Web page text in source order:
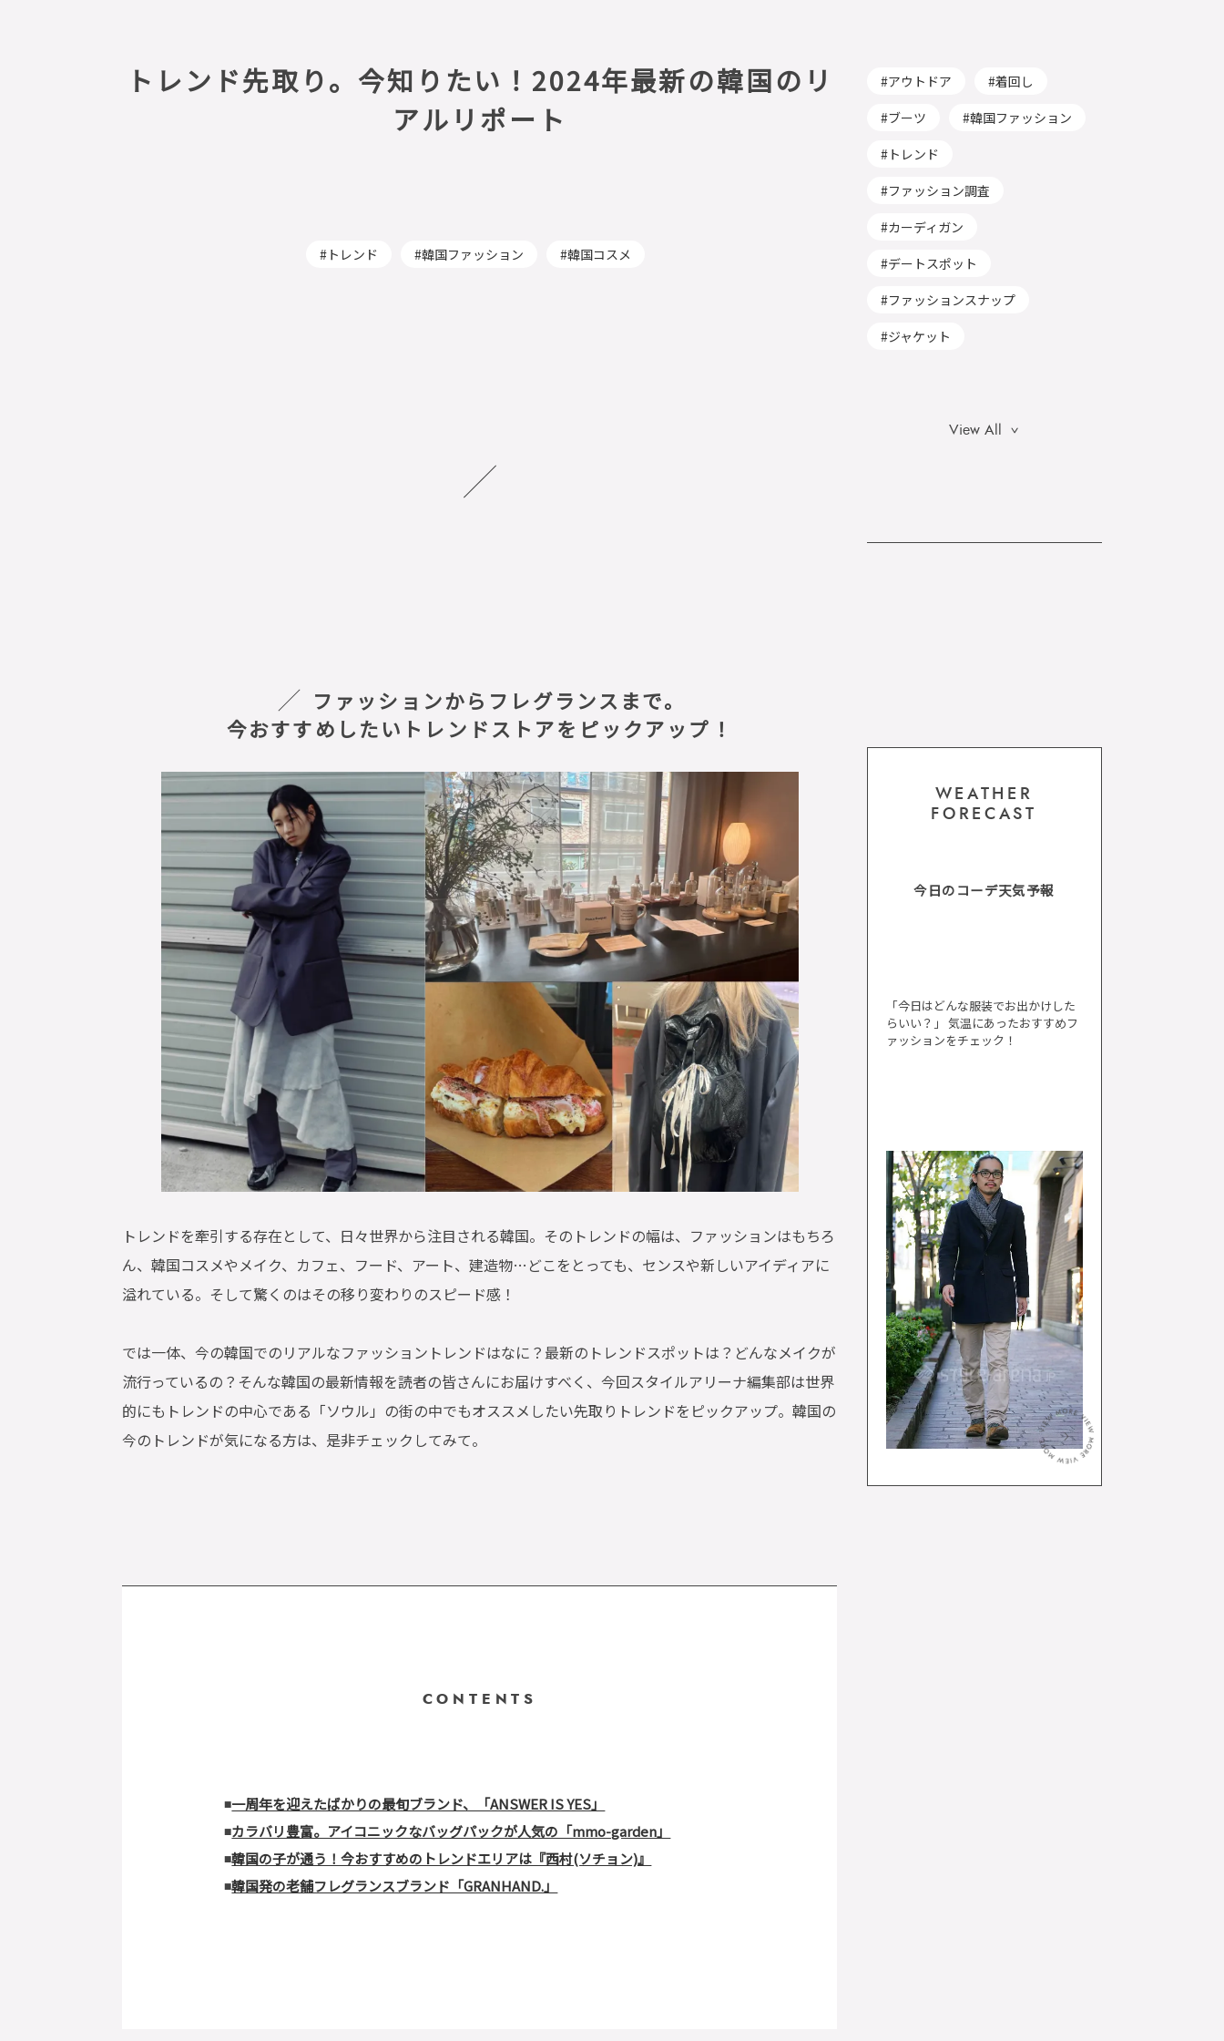
トレンド先取り。今知りたい！2024年最新の韓国のリ
アルリポート
トレンド 韓国ファッション 韓国コスメ
ファッションからフレグランスまで。
今おすすめしたいトレンドストアをピックアップ！
トレンドを牽引する存在として、日々世界から注目される韓国。そのトレンドの幅は、ファッションはもちろ
ん、韓国コスメやメイク、カフェ、フード、アート、建造物…どこをとっても、センスや新しいアイディアに
溢れている。そして驚くのはその移り変わりのスピード感！
では一体、今の韓国でのリアルなファッショントレンドはなに？最新のトレンドスポットは？どんなメイクが
流行っているの？そんな韓国の最新情報を読者の皆さんにお届けすべく、今回スタイルアリーナ編集部は世界
的にもトレンドの中心である「ソウル」の街の中でもオススメしたい先取りトレンドをピックアップ。韓国の
今のトレンドが気になる方は、是非チェックしてみて。
CONTENTS
◾️一周年を迎えたばかりの最旬ブランド、「ANSWER IS YES」
◾️カラバリ豊富。アイコニックなバッグパックが人気の「mmo-garden」
◾️韓国の子が通う！今おすすめのトレンドエリアは『西村(ソチョン)』
◾️韓国発の老舗フレグランスブランド「GRANHAND.」
アウトドア
着回し
ブーツ
韓国ファッション
トレンド
ファッション調査
カーディガン
デートスポット
ファッションスナップ
ジャケット
View All
WEATHER
FORECAST
今日のコーデ天気予報
「今日はどんな服装でお出かけした
らいい？」 気温にあったおすすめフ
ァッションをチェック！
＞